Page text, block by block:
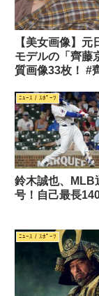
【美女画像】元
モデルの「齊藤
質画像33枚！ #
ﾆｭｰｽ / ｽﾎﾟｰﾂ
鈴木誠也、MLB
号！自己最長
ﾆｭｰｽ / ｽﾎﾟｰﾂ